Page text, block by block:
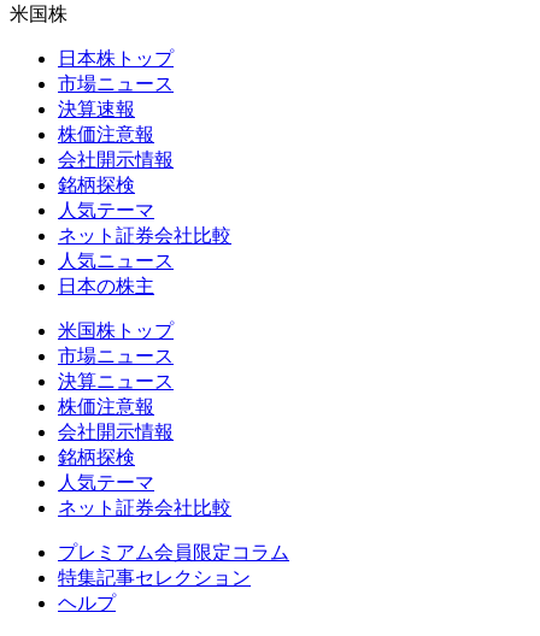
米国株
日本株トップ
市場ニュース
決算速報
株価注意報
会社開示情報
銘柄探検
人気テーマ
ネット証券会社比較
人気ニュース
日本の株主
米国株トップ
市場ニュース
決算ニュース
株価注意報
会社開示情報
銘柄探検
人気テーマ
ネット証券会社比較
プレミアム会員限定コラム
特集記事セレクション
ヘルプ